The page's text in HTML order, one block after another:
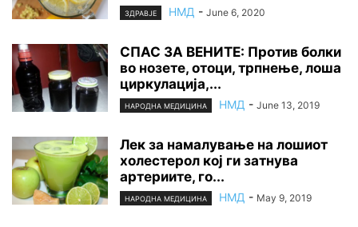
ЗДРАВЈЕ НМД - June 6, 2020
СПАС ЗА ВЕНИТЕ: Против болки
во нозете, отоци, трпнење, лоша
циркулација,...
НАРОДНА МЕДИЦИНА НМД - June 13, 2019
Лек за намалување на лошиот
холестерол кој ги затнува
артериите, го...
НАРОДНА МЕДИЦИНА НМД - May 9, 2019